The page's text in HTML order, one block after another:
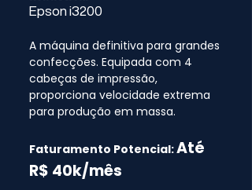
Epson i3200
A máquina definitiva para grandes
confecções. Equipada com 4
cabeças de impressão,
proporciona velocidade extrema
para produção em massa.
Faturamento Potencial:Até
R$ 40k/mês